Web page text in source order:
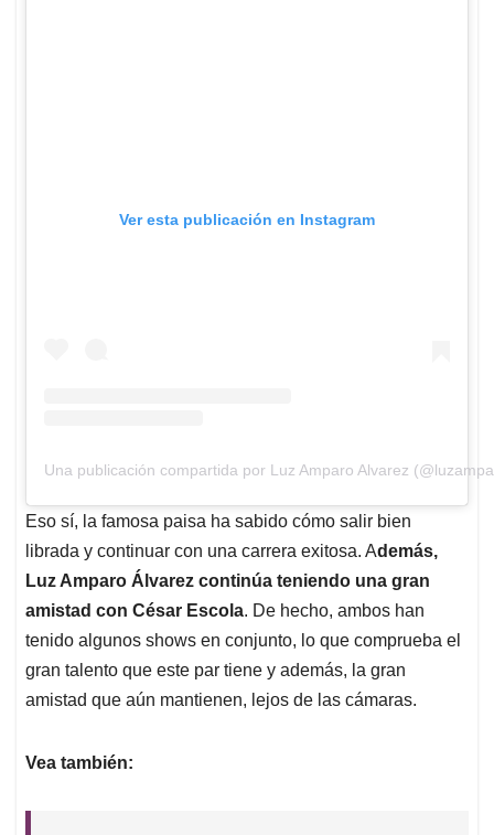
Ver esta publicación en Instagram
Una publicación compartida por Luz Amparo Alvarez
Eso sí, la famosa paisa ha sabido cómo salir bien
librada y continuar con una carrera exitosa. Además,
Luz Amparo Álvarez continúa teniendo una gran
amistad con César Escola. De hecho, ambos han
tenido algunos shows en conjunto, lo que comprueba el
gran talento que este par tiene y además, la gran
amistad que aún mantienen, lejos de las cámaras.
Vea también: